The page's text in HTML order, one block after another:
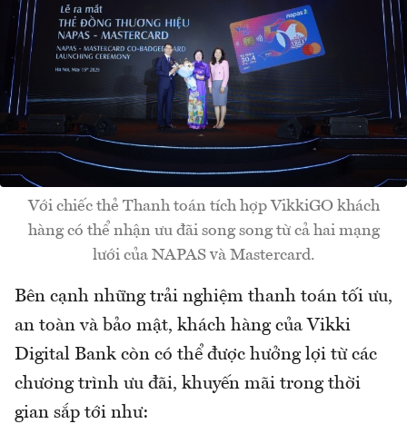
Với chiếc thẻ Thanh toán tích hợp VikkiGO khách
hàng có thể nhận ưu đãi song song từ cả hai mạng
lưới của NAPAS và Mastercard.
Bên cạnh những trải nghiệm thanh toán tối ưu,
an toàn và bảo mật, khách hàng của Vikki
Digital Bank còn có thể được hưởng lợi từ các
chương trình ưu đãi, khuyến mãi trong thời
gian sắp tới như: